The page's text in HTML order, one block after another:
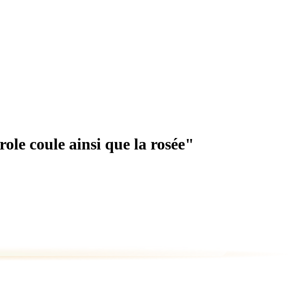
coule ainsi que la rosée"